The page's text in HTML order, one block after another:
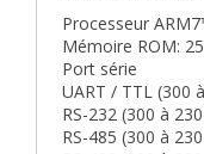
Processeur
Mémoire ROM:
Port série
UART / TTL (300
RS-232 (300 à
RS-485 (300 à